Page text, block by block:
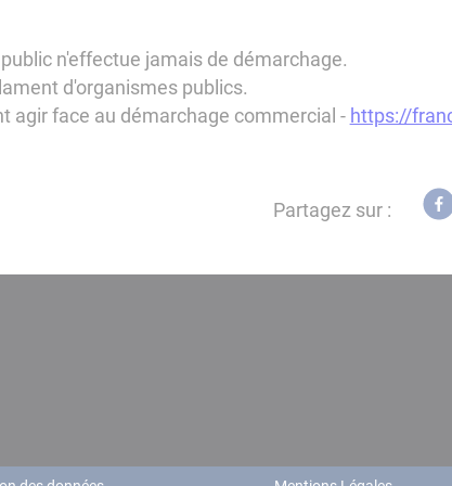
n'effectue jamais de démarchage.
d'organismes publics.
agir face au démarchage commercial - https://
Partagez sur :